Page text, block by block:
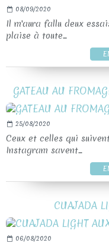
08/09/2020
Il m'aura fallu deux
plaise à toute...
GATEAU AU
25/08/2020
Ceux et celles qui
Instagram savent...
CUAJADA
06/08/2020